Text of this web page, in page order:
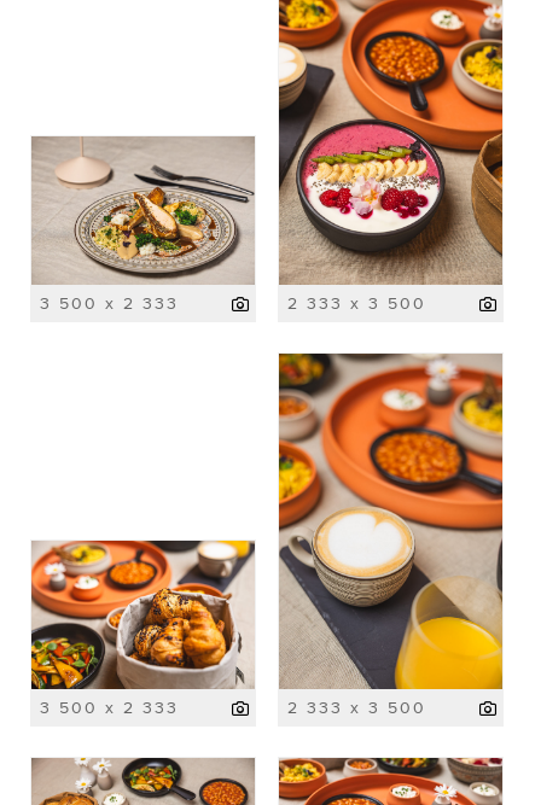
3 500 x 2 333 2 333 x 3 500
3 500 x 2 333 2 333 x 3 500